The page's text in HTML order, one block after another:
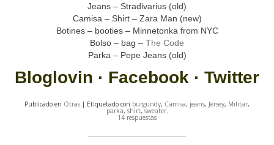
Jeans – Stradivarius (old)
Camisa – Shirt – Zara Man (new)
Botines – booties – Minnetonka from NYC
Bolso – bag – The Code
Parka – Pepe Jeans (old)
Bloglovin · Facebook · Twitter
Publicado en Otras | Etiquetado con burgundy, Camisa, jeans, Jersey, Militar,
parka, shirt,sweater.
14 respuestas